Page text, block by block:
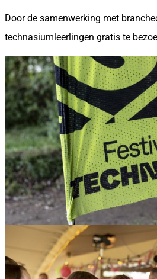
Door de samenwerking met
technasiumleerlingen gratis te